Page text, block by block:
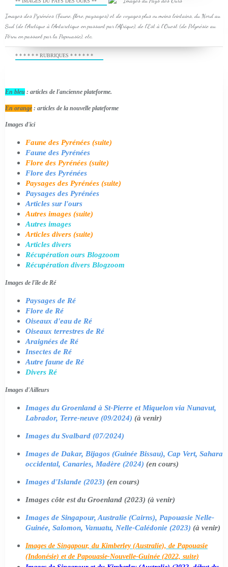
Images des Pyrénées (Faune, flore, paysages) et de voyages plus ou moins lointains, du Nord au
Sud (de l'Arctique à l'Antarctique en passant par l'Afrique), de l'Est à l'Ouest (de Polynésie au
Pérou en passant par la Papouasie), etc.
* * * * * * RUBRIQUES * * * * * *
En bleu : articles de l'ancienne plateforme.
En orange : articles de la nouvelle plateforme
Images d'ici
Faune des Pyrénées (suite)
Faune des Pyrénées
Flore des Pyrénées (suite)
Flore des Pyrénées
Paysages des Pyrénées (suite)
Paysages des Pyrénées
Articles sur l'ours
Autres images (suite)
Autres images
Articles divers (suite)
Articles divers
Récupération ours Blogzoom
Récupération divers Blogzoom
Images de l'île de Ré
Paysages de Ré
Flore de Ré
Oiseaux d'eau de Ré
Oiseaux terrestres de Ré
Araignées de Ré
Insectes de Ré
Autre faune de Ré
Divers Ré
Images d'Ailleurs
Images du Groenland à St-Pierre et Miquelon via Nunavut,
Labrador, Terre-neuve (09/2024) (à venir)
Images du Svalbard (07/2024)
Images de Dakar, Bijagos (Guinée Bissau), Cap Vert, Sahara
occidental, Canaries, Madère (2024) (en cours)
Images d'Islande (2023) (en cours)
Images côte est du Groenland (2023) (à venir)
Images de Singapour, Australie (Cairns), Papouasie Nelle-
Guinée, Salomon, Vanuatu, Nelle-Calédonie (2023) (à venir)
Images de Singapour, du Kimberley (Australie), de Papouasie
(Indonésie) et de Papouasie-Nouvelle-Guinée (2022, suite)